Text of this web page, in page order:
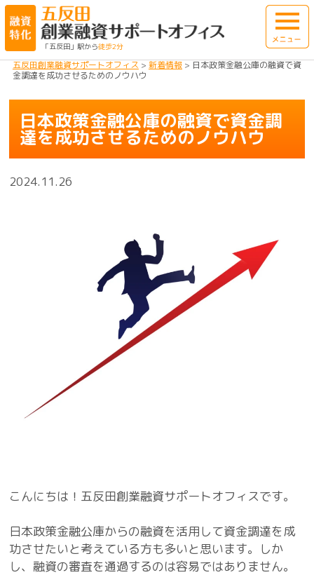
「五反田」駅から徒歩2分
五反田創業融資サポートオフィス > 新着情報> 日本政策金融公庫の融資で資
金調達を成功させるためのノウハウ
日本政策金融公庫の融資で資金調
達を成功させるためのノウハウ
2024.11.26
こんにちは！五反田創業融資サポートオフィスです。
日本政策金融公庫からの融資を活用して資金調達を成
功させたいと考えている方も多いと思います。しか
し、融資の審査を通過するのは容易ではありません。